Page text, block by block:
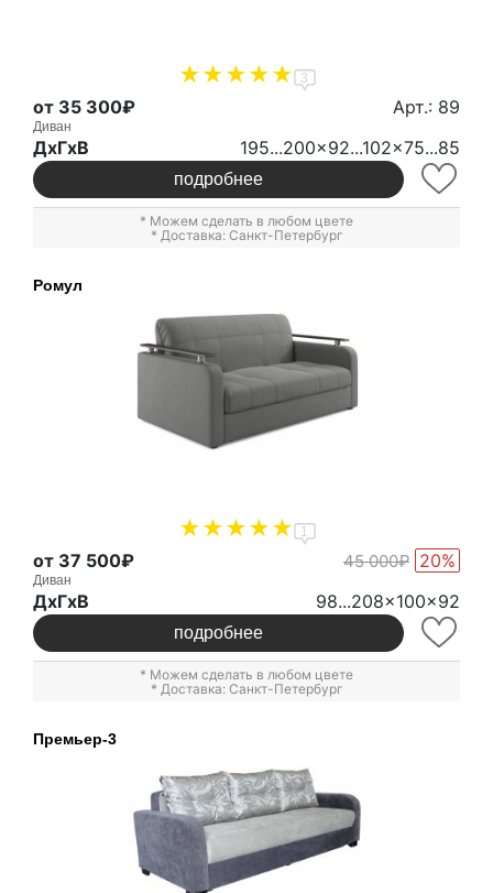
3
от 35 300₽ Арт.: 89
Диван
ДxГxВ 195...200x92...102x75...85
подробнее
* Можем сделать в любом цвете
* Доставка: Санкт-Петербург
Ромул
1
от 37 500₽ 45 000₽ 20%
Диван
ДxГxВ 98...208x100x92
подробнее
* Можем сделать в любом цвете
* Доставка: Санкт-Петербург
Премьер-3